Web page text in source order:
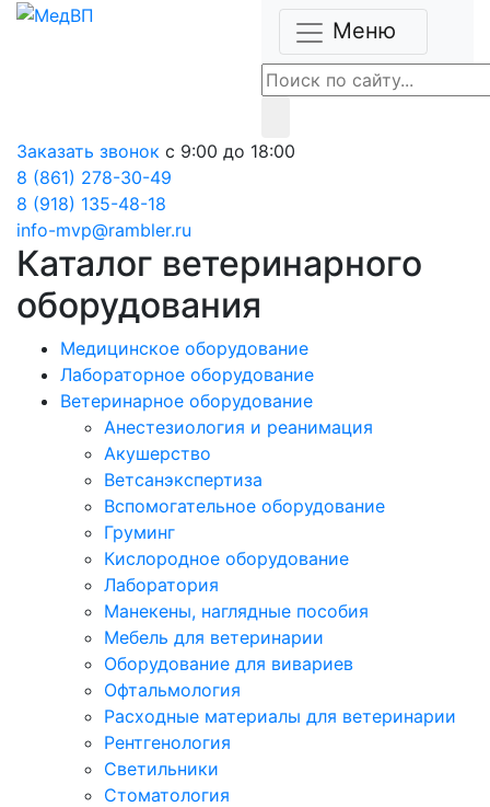
Меню
Заказать звонок с 9:00 до 18:00
8 (861) 278-30-49
8 (918) 135-48-18
info-mvp@rambler.ru
Каталог ветеринарного
оборудования
Медицинское оборудование
Лабораторное оборудование
Ветеринарное оборудование
Анестезиология и реанимация
Акушерство
Ветсанэкспертиза
Вспомогательное оборудование
Груминг
Кислородное оборудование
Лаборатория
Манекены, наглядные пособия
Мебель для ветеринарии
Оборудование для вивариев
Офтальмология
Расходные материалы для ветеринарии
Рентгенология
Светильники
Стоматология